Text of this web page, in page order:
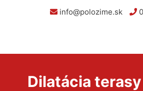
info@polozime.sk
Dilatácia